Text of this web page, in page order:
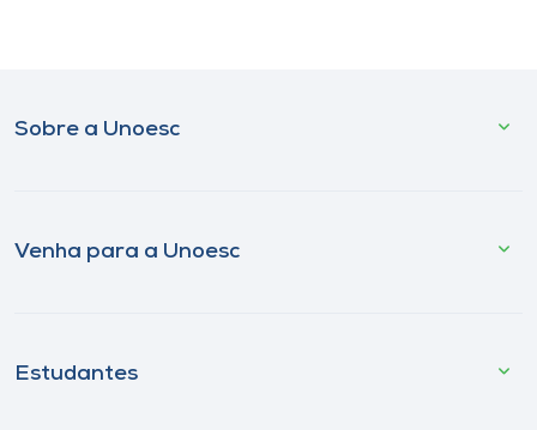
Sobre a Unoesc
Venha para a Unoesc
Estudantes